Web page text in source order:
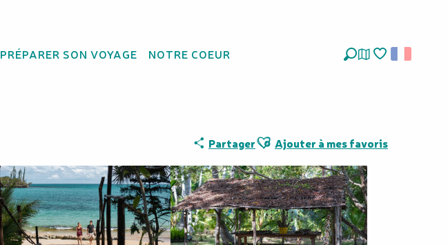
PRÉPARER SON VOYAGE NOTRE COEUR
PartagerAjouter aux favoris
Ajouter à mes favoris